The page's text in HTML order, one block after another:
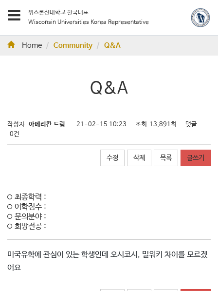
위스콘신대학교 한국대표
Wisconsin Universities Korea Representative
Home Community Q&A
Q&A
작성자 아메리칸 드림 21-02-15 10:23 조회 13,891회
댓글
0건
수정 삭제 목록 글쓰기
최종학력 :
어학점수 :
문의분야 :
희망전공 :
미국유학에 관심이 있는 학생인데 오시코시, 밀워키 차이를 모르겠
어요